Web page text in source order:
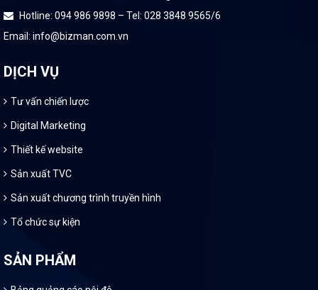
Hotline: 094 986 9898 – Tel: 028 3848 9565/6
Email: info@bizman.com.vn
DỊCH VỤ
Tư vấn chiến lược
Digital Marketing
Thiết kế website
Sản xuất TVC
Sản xuất chương trình truyền hình
Tổ chức sự kiện
SẢN PHẨM